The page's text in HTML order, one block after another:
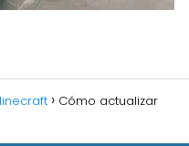
Cómo actualizar